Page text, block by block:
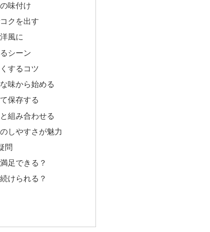
味付け
クを出す
風に
シーン
するコツ
味から始める
保存する
組み合わせる
しやすさが魅力
問
足できる？
けられる？